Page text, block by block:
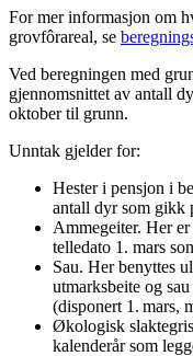
For mer informasjon om
grovfôrareal, se
Ved beregningen med
gjennomsnittet av antall
oktober til grunn.
Unntak gjelder for:
Hester i pensjon i
antall dyr som gikk
Ammegeiter. Her
telledato 1. mars
Sau. Her benyttes
utmarksbeite og
(disponert 1. mars,
Økologisk
kalenderår som